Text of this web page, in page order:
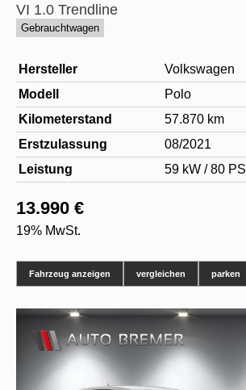
VI 1.0 Trendline
Gebrauchtwagen
Hersteller
Volkswagen
Modell
Polo
Kilometerstand
57.870 km
Erstzulassung
08/2021
Leistung
59 kW / 80 PS
13.990 €
19% MwSt.
Fahrzeug anzeigen vergleichen parken